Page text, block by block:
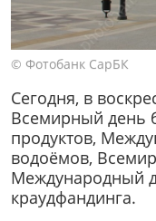
© Фотобанк СарБК
Сегодня, в
Всемирный день
продуктов,
водоёмов,
Международный
краудфандинга.